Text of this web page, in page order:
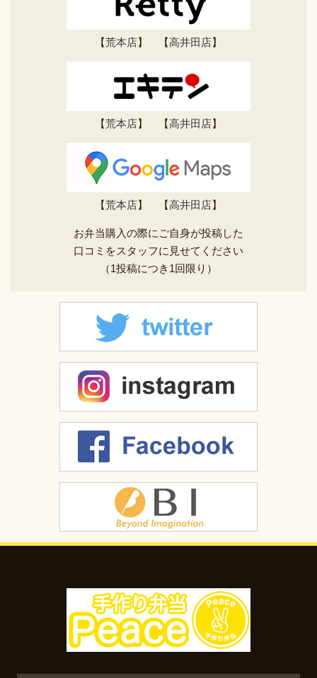
【荒本店】 【高井田店】
【荒本店】 【高井田店】
【荒本店】 【高井田店】
お弁当購入の際にご自身が投稿した
口コミをスタッフに見せてください
（1投稿につき1回限り）